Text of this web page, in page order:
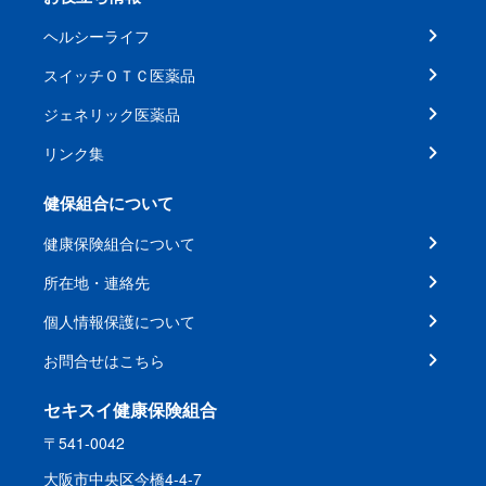
ヘルシーライフ
スイッチＯＴＣ医薬品
ジェネリック医薬品
リンク集
健保組合について
健康保険組合について
所在地・連絡先
個人情報保護について
お問合せはこちら
セキスイ健康保険組合
〒541-0042
大阪市中央区今橋4-4-7